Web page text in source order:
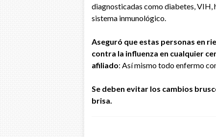
diagnosticadas como diabetes, VIH,
sistema inmunológico.
Aseguró que estas personas en
contra la influenza en cualquier
afiliado: Así mismo todo enfermo
Se deben evitar los cambios
brisa.